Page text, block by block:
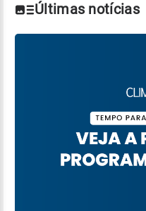
Últimas notícias